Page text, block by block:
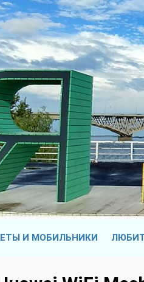
И МОБИЛЬНИКИ